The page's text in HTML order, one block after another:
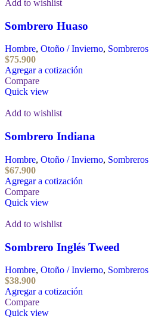
Add to wishlist
Sombrero Huaso
Hombre, Otoño / Invierno, Sombreros
$75.900
Agregar a cotización
Compare
Quick view
Add to wishlist
Sombrero Indiana
Hombre, Otoño / Invierno, Sombreros
$67.900
Agregar a cotización
Compare
Quick view
Add to wishlist
Sombrero Inglés Tweed
Hombre, Otoño / Invierno, Sombreros
$38.900
Agregar a cotización
Compare
Quick view